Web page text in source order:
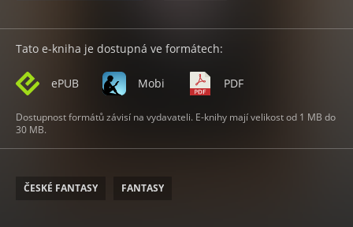
Tato e-kniha je dostupná ve formátech:
ePUB Mobi PDF
Dostupnost formátů závisí na vydavateli. E-knihy mají velikost od 1 MB do
30 MB.
ČESKÉ FANTASY FANTASY